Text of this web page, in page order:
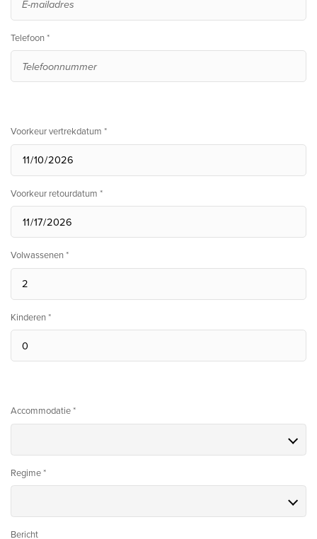
Telefoon *
Voorkeur vertrekdatum *
Voorkeur retourdatum *
Volwassenen *
Kinderen *
Accommodatie *
Regime *
Bericht